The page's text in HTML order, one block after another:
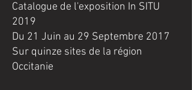
Catalogue de l'exposition In SITU
2019
Du 21 Juin au 29 Septembre 2017
Sur quinze sites de la région
Occitanie